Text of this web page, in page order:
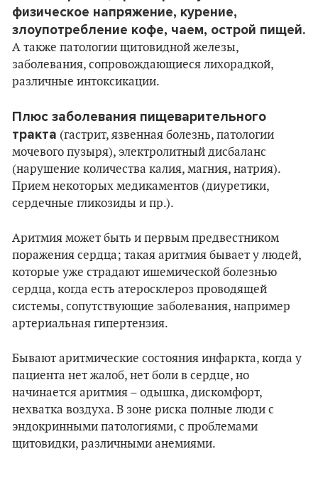
физическое напряжение, курение,
злоупотребление кофе, чаем, острой пищей.
А также патологии щитовидной железы,
заболевания, сопровождающиеся лихорадкой,
различные интоксикации.
Плюс заболевания пищеварительного
тракта (гастрит, язвенная болезнь, патологии
мочевого пузыря), электролитный дисбаланс
(нарушение количества калия, магния, натрия).
Прием некоторых медикаментов (диуретики,
сердечные гликозиды и пр.).
Аритмия может быть и первым предвестником
поражения сердца; такая аритмия бывает у людей,
которые уже страдают ишемической болезнью
сердца, когда есть атеросклероз проводящей
системы, сопутствующие заболевания, например
артериальная гипертензия.
Бывают аритмические состояния инфаркта, когда у
пациента нет жалоб, нет боли в сердце, но
начинается аритмия – одышка, дискомфорт,
нехватка воздуха. В зоне риска полные люди с
эндокринными патологиями, с проблемами
щитовидки, различными анемиями.